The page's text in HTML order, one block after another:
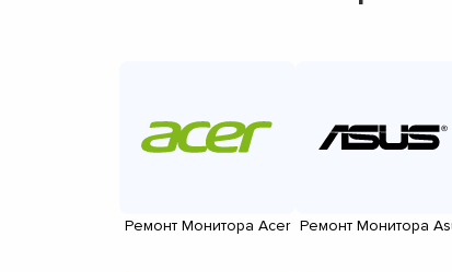
Ремонт Монитора Acer Ремонт Монитора